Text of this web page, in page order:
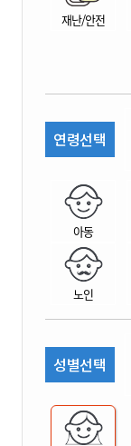
재난/안전
연령선택
아동
노인
성별선택